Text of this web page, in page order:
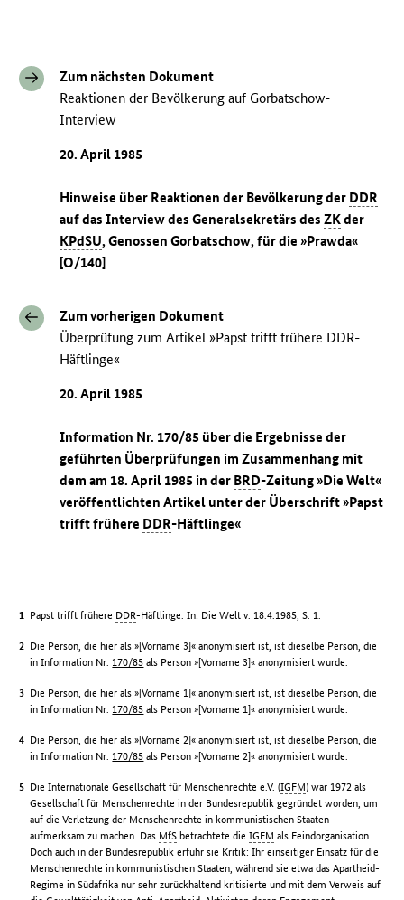
Zum nächsten Dokument
Reaktionen der Bevölkerung auf Gorbatschow-
Interview
20. April 1985
Hinweise über Reaktionen der Bevölkerung der DDR
auf das Interview des Generalsekretärs desZKder
KPdSU, Genossen Gorbatschow, für die »Prawda«
[O/140]
Zum vorherigen Dokument
Überprüfung zum Artikel »Papst trifft frühere DDR-
Häftlinge«
20. April 1985
Information Nr. 170/85 über die Ergebnisse der
geführten Überprüfungen im Zusammenhang mit
dem am 18. April 1985 in der BRD-Zeitung »Die Welt«
veröffentlichten Artikel unter der Überschrift »Papst
trifft frühere DDR-Häftlinge«
Papst trifft frühere DDR-Häftlinge. In: Die Welt v. 18.4.1985, S. 1.
Die Person, die hier als »[Vorname 3]« anonymisiert ist, ist dieselbe Person, die
in Information Nr. 170/85 als Person »[Vorname 3]« anonymisiert wurde.
Die Person, die hier als »[Vorname 1]« anonymisiert ist, ist dieselbe Person, die
in Information Nr. 170/85 als Person »[Vorname 1]« anonymisiert wurde.
Die Person, die hier als »[Vorname 2]« anonymisiert ist, ist dieselbe Person, die
in Information Nr. 170/85 als Person »[Vorname 2]« anonymisiert wurde.
Die Internationale Gesellschaft für Menschenrechte e.V. (IGFM) war 1972 als
Gesellschaft für Menschenrechte in der Bundesrepublik gegründet worden, um
auf die Verletzung der Menschenrechte in kommunistischen Staaten
aufmerksam zu machen. Das MfS betrachtete dieIGFM als Feindorganisation.
Doch auch in der Bundesrepublik erfuhr sie Kritik: Ihr einseitiger Einsatz für die
Menschenrechte in kommunistischen Staaten, während sie etwa das Apartheid-
Regime in Südafrika nur sehr zurückhaltend kritisierte und mit dem Verweis auf